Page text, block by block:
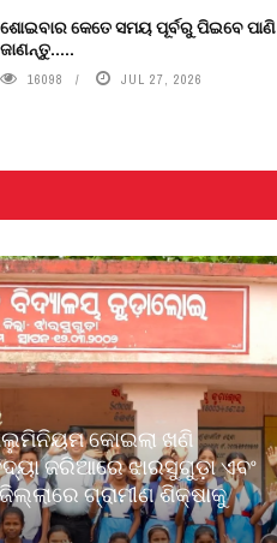
ଶୋଇବାର କେତେ ସମୟ ପୂର୍ବରୁ ପିଇବେ ପାଣି
ଜାଣନ୍ତୁ.....
16098 JUL 27, 2026
କୋଇଲା ଖଣି
ଜରିଆରେ ଝାରସୁଗୁଡ଼ା ଏବଂ
ଗ୍ରାମୀଣ ଶିକ୍ଷାକୁ